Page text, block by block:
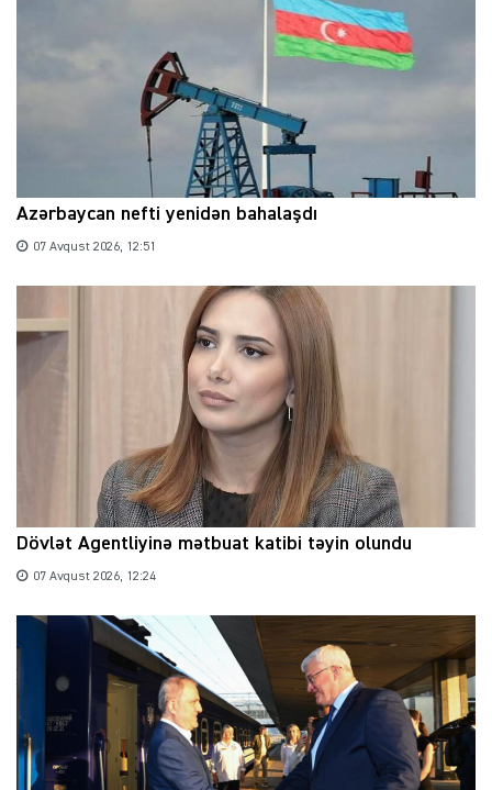
Azərbaycan nefti yenidən bahalaşdı
07 Avqust 2026, 12:51
Dövlət Agentliyinə mətbuat katibi təyin olundu
07 Avqust 2026, 12:24